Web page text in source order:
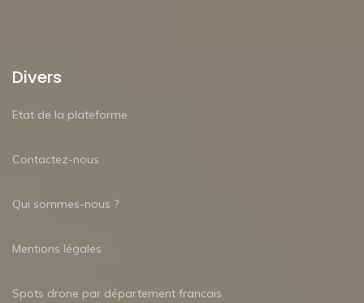
Divers
Etat de la plateforme
Contactez-nous
Qui sommes-nous ?
Mentions légales
Spots drone par département francais